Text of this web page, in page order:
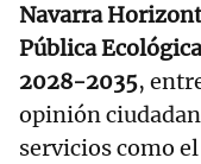
Navarra
Pública Ecológica
2028-2035,
opinión
servicios como el